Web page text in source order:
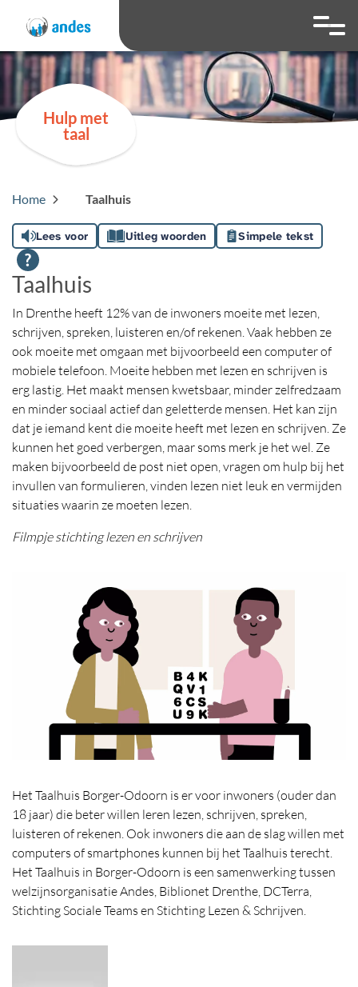
Hoog contrast
Ga naar
Hulp met
taal
Home Taalhuis
Lees voor Uitleg woorden Simpele tekst
Taalhuis
In Drenthe heeft 12% van de inwoners moeite met lezen,
schrijven, spreken, luisteren en/of rekenen. Vaak hebben ze
ook moeite met omgaan met bijvoorbeeld een computer of
mobiele telefoon. Moeite hebben met lezen en schrijven is
erg lastig. Het maakt mensen kwetsbaar, minder zelfredzaam
en minder sociaal actief dan geletterde mensen. Het kan zijn
dat je iemand kent die moeite heeft met lezen en schrijven. Ze
kunnen het goed verbergen, maar soms merk je het wel. Ze
maken bijvoorbeeld de post niet open, vragen om hulp bij het
invullen van formulieren, vinden lezen niet leuk en vermijden
situaties waarin ze moeten lezen.
Filmpje stichting lezen en schrijven
Het Taalhuis Borger-Odoorn is er voor inwoners (ouder dan
18 jaar) die beter willen leren lezen, schrijven, spreken,
luisteren of rekenen. Ook inwoners die aan de slag willen met
computers of smartphones kunnen bij het Taalhuis terecht.
Het Taalhuis in Borger-Odoorn is een samenwerking tussen
welzijnsorganisatie Andes, Biblionet Drenthe, DCTerra,
Stichting Sociale Teams en Stichting Lezen & Schrijven.